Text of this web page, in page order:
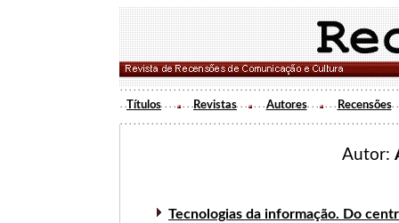
Títulos Revistas Autores Recensões
Autor:
Tecnologias da informação. Do